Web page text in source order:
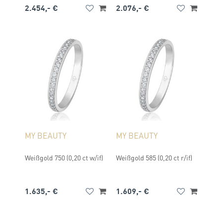
2.454,- € 2.076,- €
MY BEAUTY
Weißgold 750 (0,20 ct w/if)
1.635,- €
MY BEAUTY
Weißgold 585 (0,20 ct r/if)
1.609,- €